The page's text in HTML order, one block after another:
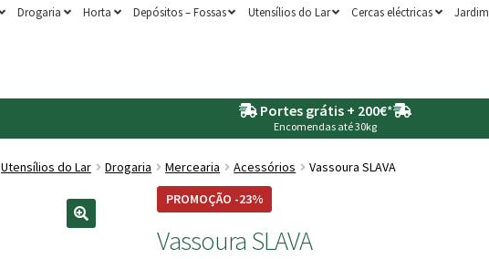
Drogaria Horta Depósitos – Fossas Utensílios do Lar Cercas eléctricas Jardim
Portes grátis + 200€*
Encomendas até 30kg
Utensílios do Lar Drogaria Mercearia Acessórios
Vassoura SLAVA
PROMOÇÃO -23%
Vassoura SLAVA